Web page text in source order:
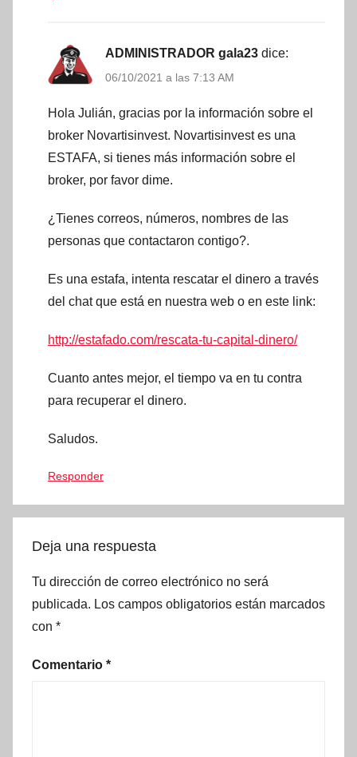
ADMINISTRADOR gala23 dice:
06/10/2021 a las 7:13 AM
Hola Julián, gracias por la información sobre el
broker Novartisinvest. Novartisinvest es una
ESTAFA, si tienes más información sobre el
broker, por favor dime.
¿Tienes correos, números, nombres de las
personas que contactaron contigo?.
Es una estafa, intenta rescatar el dinero a través
del chat que está en nuestra web o en este link:
http://estafado.com/rescata-tu-capital-dinero/
Cuanto antes mejor, el tiempo va en tu contra
para recuperar el dinero.
Saludos.
Responder
Deja una respuesta
Tu dirección de correo electrónico no será
publicada. Los campos obligatorios están marcados
con *
Comentario *